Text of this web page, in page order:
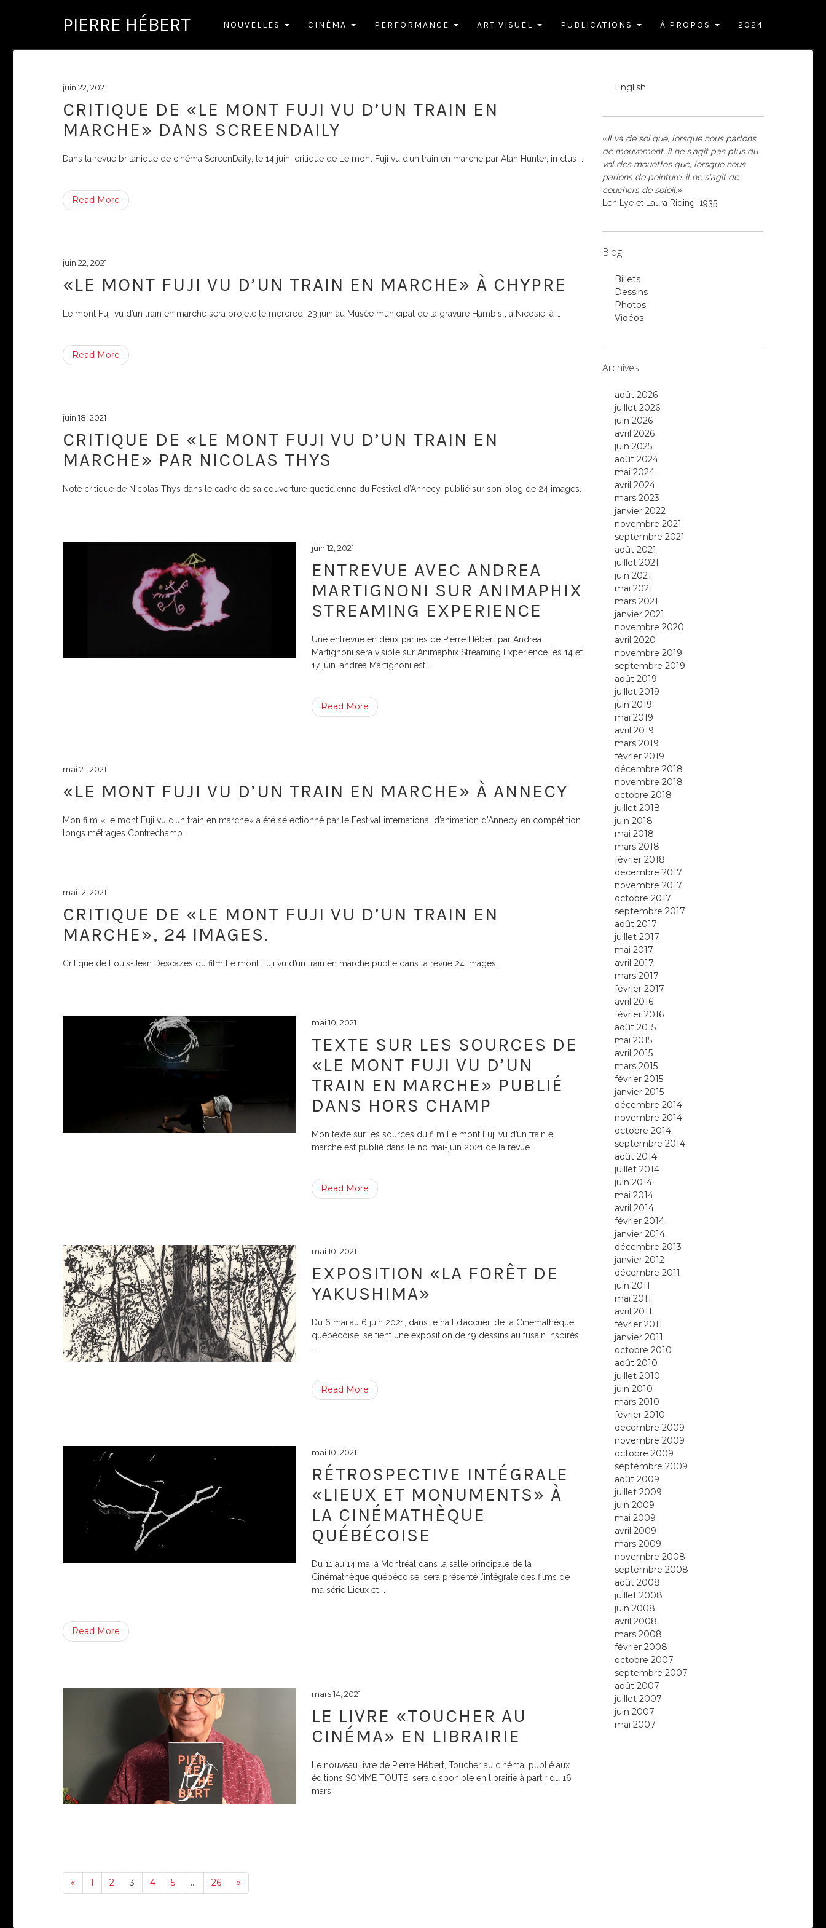
PIERRE HÉBERT NOUVELLES CINÉMA PERFORMANCE ART VISUEL PUBLICATIONS À PROPOS 2024
juin 22, 2021
CRITIQUE DE «LE MONT FUJI VU D’UN TRAIN EN
MARCHE» DANS SCREENDAILY
Dans la revue britanique de cinéma ScreenDaily, le 14 juin, critique de Le mont Fuji vu d’un train en marche par Alan Hunter, in clus
Read More
juin 22, 2021
«LE MONT FUJI VU D’UN TRAIN EN MARCHE» À CHYPRE
Le mont Fuji vu d’un train en marche sera projeté le mercredi 23 juin au Musée municipal de la gravure Hambis , à Nicosie, à
Read More
juin 18, 2021
CRITIQUE DE «LE MONT FUJI VU D’UN TRAIN EN
MARCHE» PAR NICOLAS THYS
Note critique de Nicolas Thys dans le cadre de sa couverture quotidienne du Festival d’Annecy, publié sur son blog de 24 images.
juin 12, 2021
ENTREVUE AVEC ANDREA
MARTIGNONI SUR ANIMAPHIX
STREAMING EXPERIENCE
Une entrevue en deux parties de Pierre Hébert par Andrea
Martignoni sera visible sur Animaphix Streaming Experience les 14 et
17 juin. andrea Martignoni est
Read More
mai 21, 2021
«LE MONT FUJI VU D’UN TRAIN EN MARCHE» À ANNECY
Mon film «Le mont Fuji vu d’un train en marche» a été sélectionné par le Festival international d’animation d’Annecy en compétition
longs métrages Contrechamp.
mai 12, 2021
CRITIQUE DE «LE MONT FUJI VU D’UN TRAIN EN
MARCHE», 24 IMAGES.
Critique de Louis-Jean Descazes du film Le mont Fuji vu d’un train en marche publié dans la revue 24 images.
mai 10, 2021
TEXTE SUR LES SOURCES DE
«LE MONT FUJI VU D’UN
TRAIN EN MARCHE» PUBLIÉ
DANS HORS CHAMP
Mon texte sur les sources du film Le mont Fuji vu d’un train e
marche est publié dans le no mai-juin 2021 de la revue
Read More
mai 10, 2021
EXPOSITION «LA FORÊT DE
YAKUSHIMA»
Du 6 mai au 6 juin 2021, dans le hall d’accueil de la Cinémathèque
québécoise, se tient une exposition de 19 dessins au fusain inspirés
Read More
mai 10, 2021
RÉTROSPECTIVE INTÉGRALE
«LIEUX ET MONUMENTS» À
LA CINÉMATHÈQUE
QUÉBÉCOISE
Du 11 au 14 mai à Montréal dans la salle principale de la
Cinémathèque québécoise, sera présenté l’intégrale des films de
ma série Lieux et
Read More
mars 14, 2021
LE LIVRE «TOUCHER AU
CINÉMA» EN LIBRAIRIE
Le nouveau livre de Pierre Hébert, Toucher au cinéma, publié aux
éditions SOMME TOUTE, sera disponible en librairie à partir du 16
mars.
« 1 2 3 4 5 … 26 »
English
«Il va de soi que, lorsque nous parlons
de mouvement, il ne s'agit pas plus du
vol des mouettes que, lorsque nous
parlons de peinture, il ne s'agit de
couchers de soleil.»
Len Lye et Laura Riding, 1935
Blog
Billets
Dessins
Photos
Vidéos
Archives
août 2026
juillet 2026
juin 2026
avril 2026
juin 2025
août 2024
mai 2024
avril 2024
mars 2023
janvier 2022
novembre 2021
septembre 2021
août 2021
juillet 2021
juin 2021
mai 2021
mars 2021
janvier 2021
novembre 2020
avril 2020
novembre 2019
septembre 2019
août 2019
juillet 2019
juin 2019
mai 2019
avril 2019
mars 2019
février 2019
décembre 2018
novembre 2018
octobre 2018
juillet 2018
juin 2018
mai 2018
mars 2018
février 2018
décembre 2017
novembre 2017
octobre 2017
septembre 2017
août 2017
juillet 2017
mai 2017
avril 2017
mars 2017
février 2017
avril 2016
février 2016
août 2015
mai 2015
avril 2015
mars 2015
février 2015
janvier 2015
décembre 2014
novembre 2014
octobre 2014
septembre 2014
août 2014
juillet 2014
juin 2014
mai 2014
avril 2014
février 2014
janvier 2014
décembre 2013
janvier 2012
décembre 2011
juin 2011
mai 2011
avril 2011
février 2011
janvier 2011
octobre 2010
août 2010
juillet 2010
juin 2010
mars 2010
février 2010
décembre 2009
novembre 2009
octobre 2009
septembre 2009
août 2009
juillet 2009
juin 2009
mai 2009
avril 2009
mars 2009
novembre 2008
septembre 2008
août 2008
juillet 2008
juin 2008
avril 2008
mars 2008
février 2008
octobre 2007
septembre 2007
août 2007
juillet 2007
juin 2007
mai 2007